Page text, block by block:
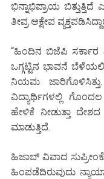
ಭಿನ್ನಾಭಿಪ್ರಾಯ
ತೀವ್ರ ಆಕ್ಷೇಪ
“ಹಿಂದಿನ ಬಿಜೆಪಿ ಸರ್ಕಾರ
ಒಗ್ಗಟ್ಟಿನ ಭಾವನೆ ಬೆಳೆಯಲಿ
ನಿಯಮ
ವಿದ್ಯಾರ್ಥಿಗಳಲ್ಲಿ
ಹೇಳಿಕೆ ನೀಡುತ್ತಾ
ಮಾಡುತ್ತಿದೆ.
ಹಿಜಾಬ್ ವಿವಾದ
ಹಿಂಪಡೆದಿರುವುದು